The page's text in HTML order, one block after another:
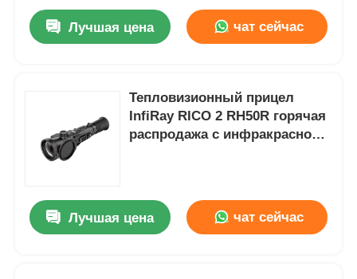
расстоянием обнаружения 700
м + и 3 часа батареи
Лучшая цена чат сейчас
Тепловизионный прицел
InfiRay RICO 2 RH50R горячая
распродажа с инфракрасной
Лучшая цена чат сейчас